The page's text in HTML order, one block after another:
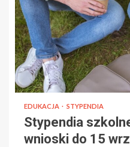
EDUKACJA STYPENDIA
Stypendia
wnioski do 15